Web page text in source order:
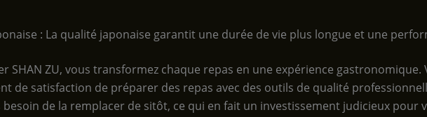
: La qualité japonaise garantit une durée de vie plus longue et une
SHAN ZU, vous transformez chaque repas en une expérience
de satisfaction de préparer des repas avec des outils de qualité
besoin de la remplacer de sitôt, ce qui en fait un investissement judicieux pour